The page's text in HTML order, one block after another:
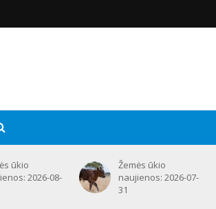
ūkio
2026-08-
Žemės ūkio
naujienos: 2026-07-
31